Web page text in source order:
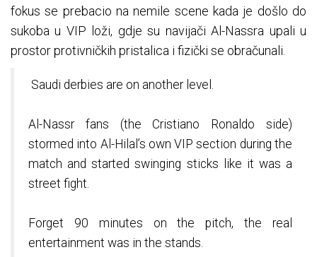
fokus se prebacio na nemile scene kada je došlo do
sukoba u VIP loži, gdje su navijači Al-Nassra upali u
prostor protivničkih pristalica i fizički se obračunali.
Saudi derbies are on another level.
Al-Nassr fans (the Cristiano Ronaldo side)
stormed into Al-Hilal’s own VIP section during the
match and started swinging sticks like it was a
street fight.
Forget 90 minutes on the pitch, the real
entertainment was in the stands.